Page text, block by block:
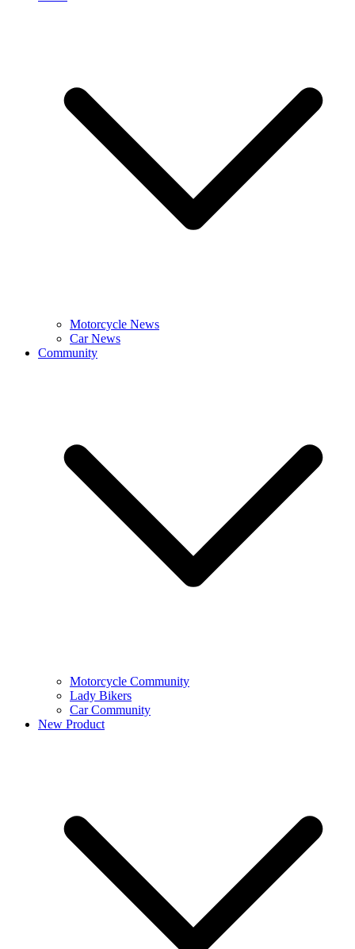
Motorcycle News
Car News
Community
Motorcycle Community
Lady Bikers
Car Community
New Product